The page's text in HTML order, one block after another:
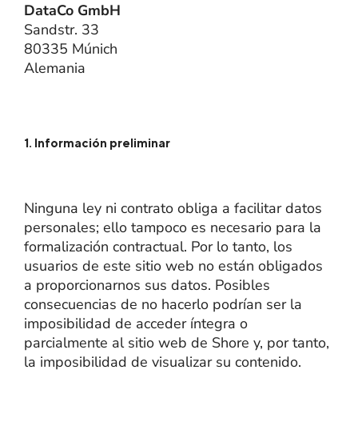
DataCo GmbH
Sandstr. 33
80335 Múnich
Alemania
1. Información preliminar
Ninguna ley ni contrato obliga a facilitar datos
personales; ello tampoco es necesario para la
formalización contractual. Por lo tanto, los
usuarios de este sitio web no están obligados
a proporcionarnos sus datos. Posibles
consecuencias de no hacerlo podrían ser la
imposibilidad de acceder íntegra o
parcialmente al sitio web de Shore y, por tanto,
la imposibilidad de visualizar su contenido.